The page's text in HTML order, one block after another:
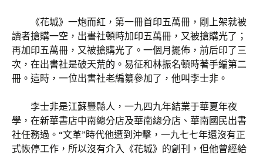
《花城》一炮而紅，第一冊首印五萬冊，剛上架就被
讀者搶購一空，出書社頓時加印五萬冊，又被搶購光了；
再加印五萬冊，又被搶購光了。一個月擺佈，前后印了三
次，在出書社是破天荒的。易征和林振名頓時著手編第二
冊。這時，一位出書社老編纂參加了，他叫李士非。
李士非是江蘇豐縣人，一九四九年結業于華夏年夜
學，在新華書店中南總分店及華南總分店、華南國民出書
社任務過。“文革”時代他遭到沖擊，一九七七年還沒有正
式恢停工作，所以沒有介入《花城》的創刊，但他曾經給